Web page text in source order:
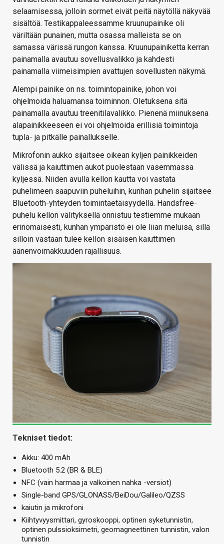
selaamisessa, jolloin sormet eivät peitä näytöllä näkyvää
sisältöä. Testikappaleessamme kruunupainike oli
väriltään punainen, mutta osassa malleista se on
samassa värissä rungon kanssa. Kruunupainiketta kerran
painamalla avautuu sovellusvalikko ja kahdesti
painamalla viimeisimpien avattujen sovellusten näkymä.
Alempi painike on ns. toimintopainike, johon voi
ohjelmoida haluamansa toiminnon. Oletuksena sitä
painamalla avautuu treenitilavalikko. Pienenä miinuksena
alapainikkeeseen ei voi ohjelmoida erillisiä toimintoja
tupla- ja pitkälle painallukselle.
Mikrofonin aukko sijaitsee oikean kyljen painikkeiden
välissä ja kaiuttimen aukot puolestaan vasemmassa
kyljessä. Niiden avulla kellon kautta voi vastata
puhelimeen saapuviin puheluihin, kunhan puhelin sijaitsee
Bluetooth-yhteyden toimintaetäisyydellä. Handsfree-
puhelu kellon välityksellä onnistuu testiemme mukaan
erinomaisesti, kunhan ympäristö ei ole liian meluisa, sillä
silloin vastaan tulee kellon sisäisen kaiuttimen
äänenvoimakkuuden rajallisuus.
Tekniset tiedot:
Akku: 400 mAh
Bluetooth 5.2 (BR & BLE)
NFC (vain harmaa ja valkoinen nahka -versiot)
Single-band GPS/GLONASS/BeiDou/Galileo/QZSS
kaiutin ja mikrofoni
Kiihtyvyysmittari, gyroskooppi, optinen syketunnistin,
optinen pulssioksimetri, geomagneettinen tunnistin, valon
tunnistin